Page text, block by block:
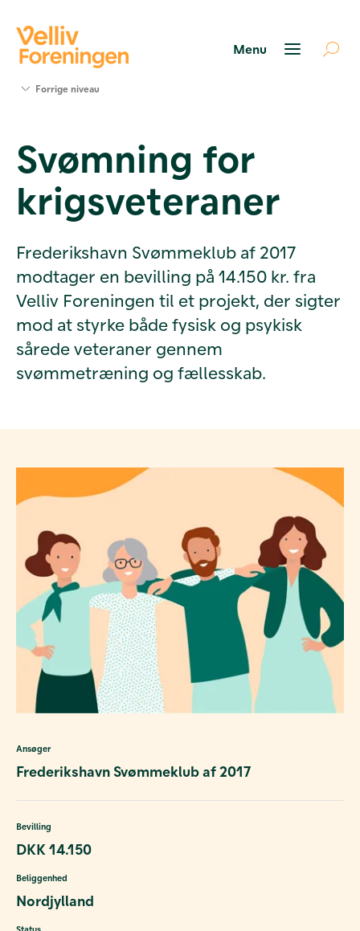
Værktøjer
og viden
Om Velliv
Foreningen
Forrige niveau
Svømning for
krigsveteraner
Frederikshavn Svømmeklub af 2017
modtager en bevilling på 14.150 kr. fra
Velliv Foreningen til et projekt, der sigter
mod at styrke både fysisk og psykisk
sårede veteraner gennem
svømmetræning og fællesskab.
Ansøger
Frederikshavn Svømmeklub af 2017
Bevilling
DKK 14.150
Beliggenhed
Nordjylland